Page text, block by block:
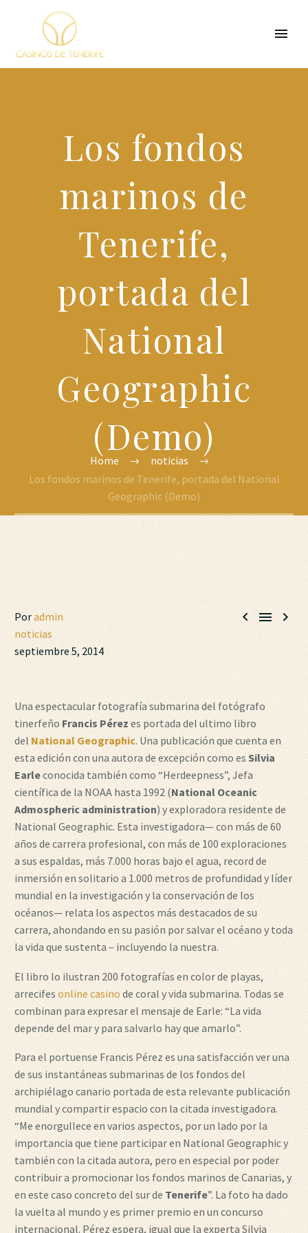
Los fondos
marinos de
Tenerife,
portada del
National
Geographic
(Demo)
Home
noticias
Los fondos marinos de Tenerife, portada del National
Geographic (Demo)
  
Poradmin
noticias
septiembre 5, 2014
Una espectacular fotografía submarina del fotógrafo
tinerfeño Francis Pérez es portada del ultimo libro
del National Geographic. Una publicación que cuenta en
esta edición con una autora de excepción como esSilvia
Earleconocida también como “Herdeepness”, Jefa
científica de la NOAA hasta 1992 (National Oceanic
Admospheric administration) y exploradora residente de
National Geographic. Esta investigadora— con más de 60
años de carrera profesional, con más de 100 exploraciones
a sus espaldas, más 7.000 horas bajo el agua, record de
inmersión en solitario a 1.000 metros de profundidad y líder
mundial en la investigación y la conservación de los
océanos— relata los aspectos más destacados de su
carrera, ahondando en su pasión por salvar el océano y toda
la vida que sustenta – incluyendo la nuestra.
El libro lo ilustran 200 fotografías en color de playas,
arrecifes online casino de coral y vida submarina. Todas se
combinan para expresar el mensaje de Earle: “La vida
depende del mar y para salvarlo hay que amarlo”.
Para el portuense Francis Pérez es una satisfacción ver una
de sus instantáneas submarinas de los fondos del
archipiélago canario portada de esta relevante publicación
mundial y compartir espacio con la citada investigadora.
“Me enorgullece en varios aspectos, por un lado por la
importancia que tiene participar en National Geographic y
también con la citada autora, pero en especial por poder
contribuir a promocionar los fondos marinos de Canarias, y
en este caso concreto del sur de Tenerife”. La foto ha dado
la vuelta al mundo y es primer premio en un concurso
internacional. Pérez espera, igual que la experta Silvia